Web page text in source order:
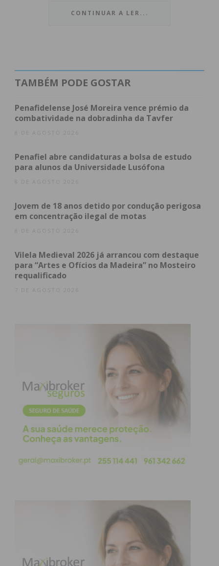
para as pensões de valor mais baixo até 886 euros;
ainda aprovado o reforço do valor mínimo do
subsídio de desemprego, tornando permanente o
valor mínimo do subsídio de desemprego passa a
função pública em 0,9%.
Imediato
Assine nossa newsletter por e-mail e
obtenha de forma regular a informação
Eu li e concordo com os termos e
condições
CONTINUAR A LER...
TAMBÉM PODE GOSTAR
Penafidelense José Moreira vence prémio da
combatividade na dobradinha da Tavfer
8 DE AGOSTO 2026
Penafiel abre candidaturas a bolsa de estudo
para alunos da Universidade Lusófona
8 DE AGOSTO 2026
Jovem de 18 anos detido por condução perigosa
em concentração ilegal de motas
8 DE AGOSTO 2026
Vilela Medieval 2026 já arrancou com destaque
para “Artes e Ofícios da Madeira” no Mosteiro
requalificado
7 DE AGOSTO 2026